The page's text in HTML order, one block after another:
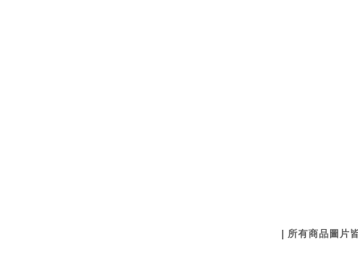
| 所有商品圖片